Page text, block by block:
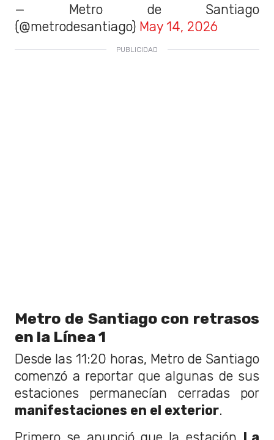
— Metro de Santiago
(@metrodesantiago) May 14, 2026
Metro de Santiago con retrasos
en la Línea 1
Desde las 11:20 horas, Metro de Santiago
comenzó a reportar que algunas de sus
estaciones permanecían cerradas por
manifestaciones en el exterior.